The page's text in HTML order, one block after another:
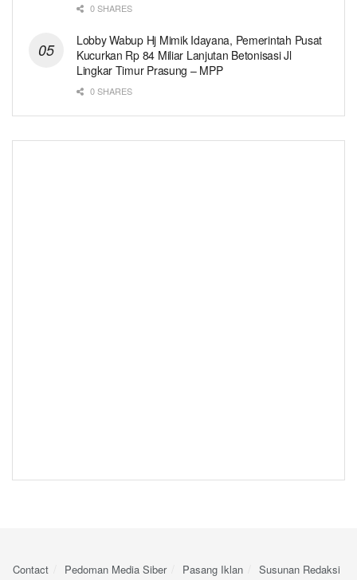
0 SHARES
Lobby Wabup Hj Mimik Idayana, Pemerintah Pusat
Kucurkan Rp 84 Miliar Lanjutan Betonisasi Jl
Lingkar Timur Prasung – MPP
0 SHARES
Contact Pedoman Media Siber Pasang Iklan Susunan Redaksi